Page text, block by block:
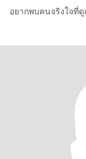
อยากพบคนจริงใจที่